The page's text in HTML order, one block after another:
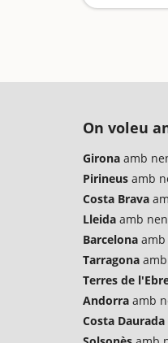
On voleu
Girona amb
Pirineus amb
Costa Brava
Lleida amb
Barcelona amb
Tarragona
Terres de
Andorra amb
Costa Daurada